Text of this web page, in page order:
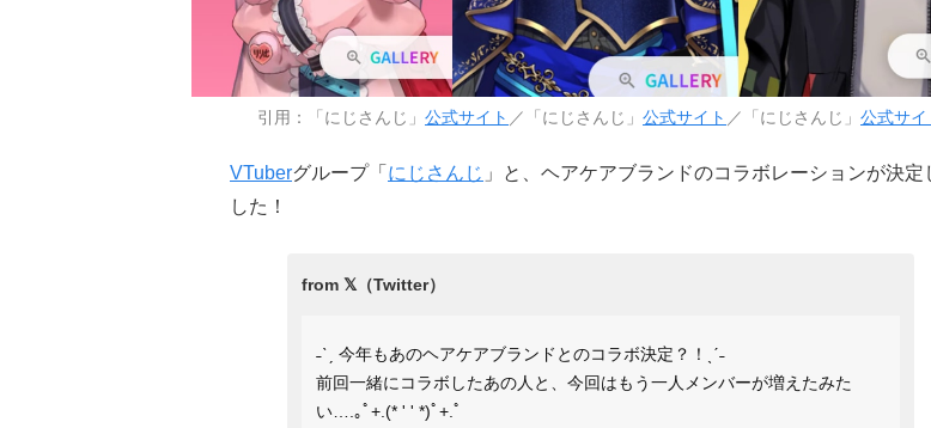
引用：「にじさんじ」 公式サイト ／「にじさんじ」 公式サイト ／「にじさんじ」 公式サイ
VTuberグループ「 にじさんじ 」と、ヘアケアブランドのコラボレーションが決定
した！
˗ˋˏ 今年もあのヘアケアブランドとのコラボ決定？！ˎˊ˗
前回一緒にコラボしたあの人と、今回はもう一人メンバーが増えたみた
い….｡ﾟ+.(* ' ' *)ﾟ+.ﾟ